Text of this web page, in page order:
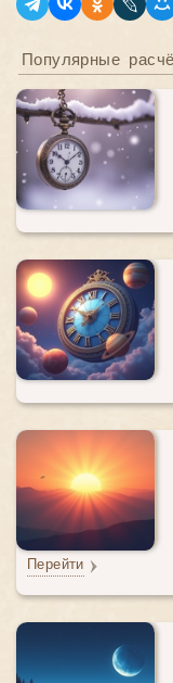
Популярные
Перейти